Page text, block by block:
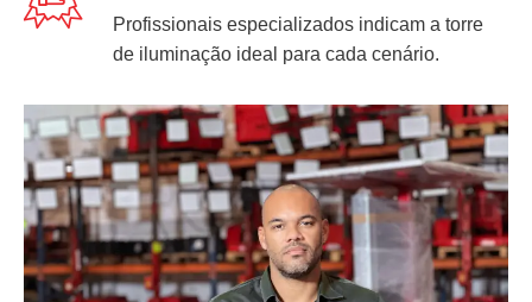
Profissionais especializados indicam a torre
de iluminação ideal para cada cenário.